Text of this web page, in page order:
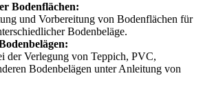
Bodenflächen:
und Vorbereitung von Bodenflächen für
Bodenbeläge.
der Verlegung von Teppich, PVC,
Bodenbelägen unter Anleitung von